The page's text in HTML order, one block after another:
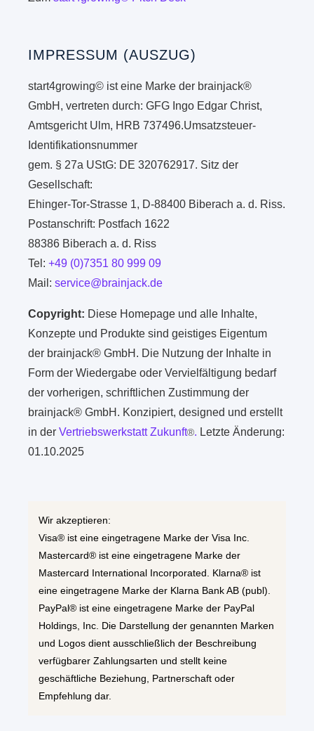
IMPRESSUM (AUSZUG)
start4growing© ist eine Marke der brainjack®
GmbH, vertreten durch: GFG Ingo Edgar Christ,
Amtsgericht Ulm, HRB 737496.Umsatzsteuer-
Identifikationsnummer
gem. § 27a UStG: DE 320762917. Sitz der
Gesellschaft:
Ehinger-Tor-Strasse 1, D-88400 Biberach a. d. Riss.
Postanschrift: Postfach 1622
88386 Biberach a. d. Riss
Tel:+49 (0)7351 80 999 09
Mail:service@brainjack.de
Copyright: Diese Homepage und alle Inhalte,
Konzepte und Produkte sind geistiges Eigentum
der brainjack® GmbH. Die Nutzung der Inhalte in
Form der Wiedergabe oder Vervielfältigung bedarf
der vorherigen, schriftlichen Zustimmung der
brainjack® GmbH. Konzipiert, designed und erstellt
in derVertriebswerkstatt Zukunft®. Letzte Änderung:
01.10.2025
Wir akzeptieren:
Visa® ist eine eingetragene Marke der Visa Inc.
Mastercard® ist eine eingetragene Marke der
Mastercard International Incorporated. Klarna® ist
eine eingetragene Marke der Klarna Bank AB (publ).
PayPal® ist eine eingetragene Marke der PayPal
Holdings, Inc. Die Darstellung der genannten Marken
und Logos dient ausschließlich der Beschreibung
verfügbarer Zahlungsarten und stellt keine
geschäftliche Beziehung, Partnerschaft oder
Empfehlung dar.